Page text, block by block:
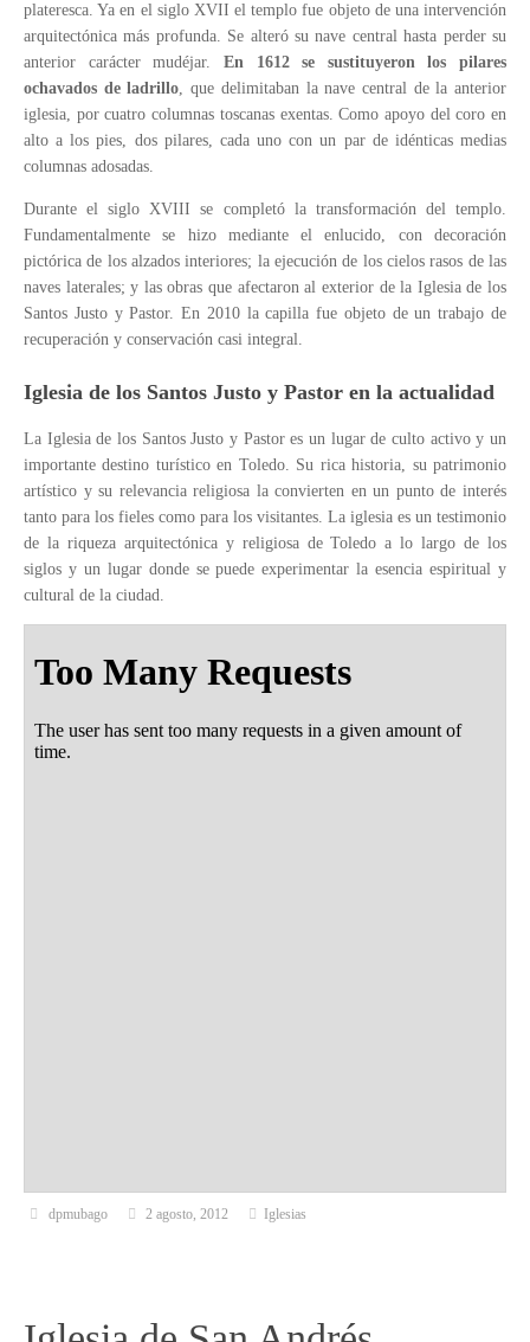
plateresca. Ya en el siglo XVII el templo fue objeto de una intervención
arquitectónica más profunda. Se alteró su nave central hasta perder su
anterior carácter mudéjar. En 1612 se sustituyeron los pilares
ochavados de ladrillo, que delimitaban la nave central de la anterior
iglesia, por cuatro columnas toscanas exentas. Como apoyo del coro en
alto a los pies, dos pilares, cada uno con un par de idénticas medias
columnas adosadas.
Durante el siglo XVIII se completó la transformación del templo.
Fundamentalmente se hizo mediante el enlucido, con decoración
pictórica de los alzados interiores; la ejecución de los cielos rasos de las
naves laterales; y las obras que afectaron al exterior de la Iglesia de los
Santos Justo y Pastor. En 2010 la capilla fue objeto de un trabajo de
recuperación y conservación casi integral.
Iglesia de los Santos Justo y Pastor en la actualidad
La Iglesia de los Santos Justo y Pastor es un lugar de culto activo y un
importante destino turístico en Toledo. Su rica historia, su patrimonio
artístico y su relevancia religiosa la convierten en un punto de interés
tanto para los fieles como para los visitantes. La iglesia es un testimonio
de la riqueza arquitectónica y religiosa de Toledo a lo largo de los
siglos y un lugar donde se puede experimentar la esencia espiritual y
cultural de la ciudad.
dpmubago 2 agosto, 2012 Iglesias